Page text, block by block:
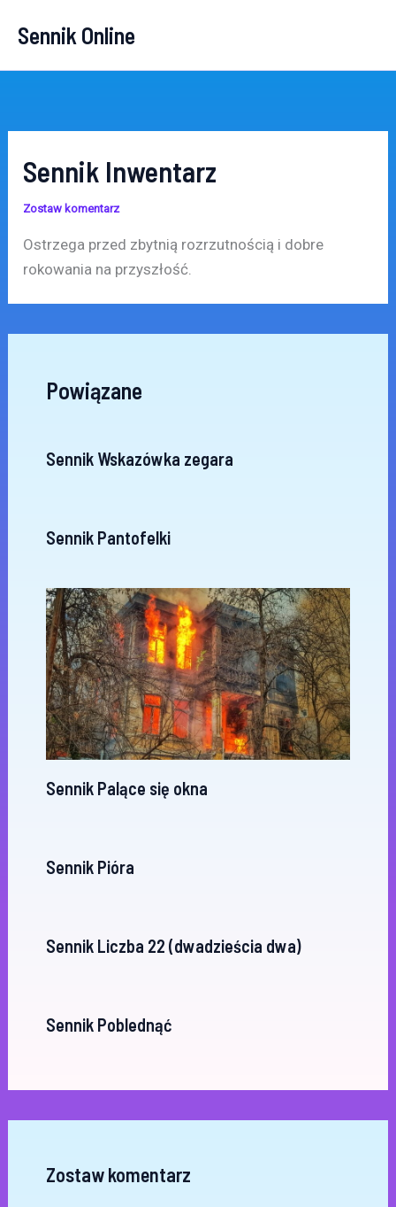
Sennik Online
Sennik Inwentarz
Zostaw komentarz
Ostrzega przed zbytnią rozrzutnością i dobre
rokowania na przyszłość.
Powiązane
Sennik Wskazówka zegara
Sennik Pantofelki
Sennik Palące się okna
Sennik Pióra
Sennik Liczba 22 (dwadzieścia dwa)
Sennik Poblednąć
Zostaw komentarz